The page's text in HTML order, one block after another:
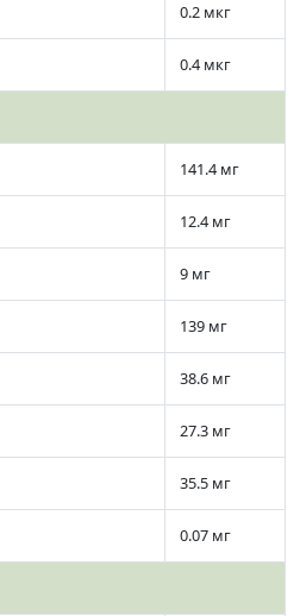
0.2 мкг
0.4 мкг
141.4 мг
12.4 мг
9 мг
139 мг
38.6 мг
27.3 мг
35.5 мг
0.07 мг